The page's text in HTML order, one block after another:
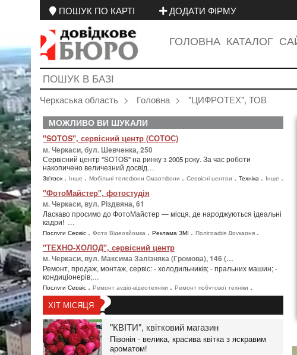
ПОШУК ПО КАРТІ ДОДАТИ ФІРМУ
ГОЛОВНА КАТАЛОГ
Черкаська область Головна "ЦИФРОТЕХ", ТОВ
МОЖЛИВО ВИ ШУКАЛИ
"SOTOS", сервісний центр (СОТОС)
м. Черкаси, бул. Шевченка, 250
Сервісний центр "SOTOS" на ринку з 2005 року. За час роботи
накопичено величезний досвід…
Зв'язок , Інше , Мобільні телефони Смартфони , Сервісні центри , Техніка , Інше ,
Мобільні телефони, Сервісні центри
"ФотоМайстер", фотостудія
м. Черкаси, вул. Різдвяна, 61
Ласкаво просимо до ФотоМайстер — місця, де народжуються ідеальні
кадри! …
Послуги Сервіс , Фото Відеозйомка , Реклама ЗМІ , Поліграфія Друкарня ,
Сувенірна продукція,Широкоформатний друк
Техніка,Аудіо Відео Фото,
"ТЕХНО-ХОЛОД", сервісний центр
м. Черкаси, вул. Максима Залізняка (Громова), 146 (…
Ремонт, продаж, монтаж, сервіс: - холодильників; - пральних машин; -
кондиціонерів;…
Послуги Сервіс , Ремонт аудіо-відеотехніки , Ремонт побутової техніки ,
,Холодильне обладнання , , ,
Кондиціонери,Мікрохвильові печі
відеотехніки,Ремонт побутової техніки Сервісні центри
ХІТ МІСЯЦЯ
"КВІТИ", квітковий магазин
Півонія - велика, красива квітка з яскравим
ароматом!